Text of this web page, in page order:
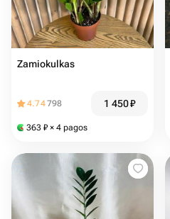
Zamiokulkas
4.74798 1 450₽
363 ₽ × 4 pagos